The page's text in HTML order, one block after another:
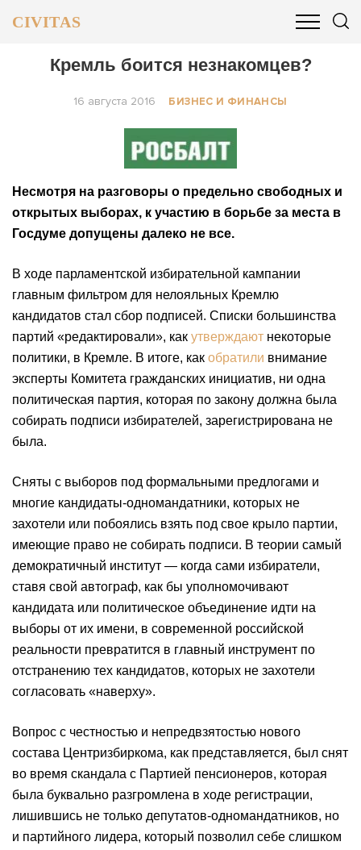
CIVITAS
ОБЩЕСТВО БИЗНЕС И ФИНАНСЫ
Кремль боится незнакомцев?
16 августа 2016 БИЗНЕС И ФИНАНСЫ
Несмотря на разговоры о предельно свободных и
открытых выборах, к участию в борьбе за места в
Госдуме допущены далеко не все.
В ходе парламентской избирательной кампании
главным фильтром для нелояльных Кремлю
кандидатов стал сбор подписей. Списки большинства
партий «редактировали», как утверждают некоторые
политики, в Кремле. В итоге, как обратили внимание
эксперты Комитета гражданских инициатив, ни одна
политическая партия, которая по закону должна была
собирать подписи избирателей, зарегистрирована не
была.
Сняты с выборов под формальными предлогами и
многие кандидаты-одномандатники, которых не
захотели или побоялись взять под свое крыло партии,
имеющие право не собирать подписи. В теории самый
демократичный институт — когда сами избиратели,
ставя свой автограф, как бы уполномочивают
кандидата или политическое объединение идти на
выборы от их имени, в современной российской
реальности превратится в главный инструмент по
отстранению тех кандидатов, которых не захотели
согласовать «наверху».
Вопрос с честностью и непредвзятостью нового
состава Центризбиркома, как представляется, был снят
во время скандала с Партией пенсионеров, которая
была буквально разгромлена в ходе регистрации,
лишившись не только депутатов-одномандатников, но
и партийного лидера, который позволил себе слишком